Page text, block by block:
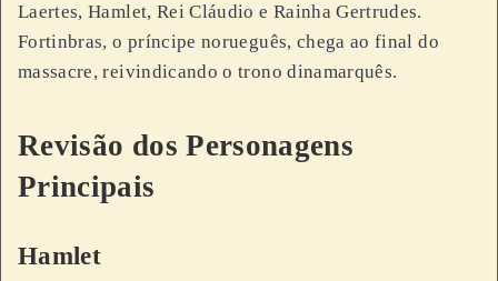
Laertes, Hamlet, Rei Cláudio e Rainha Gertrudes.
Fortinbras, o príncipe norueguês, chega ao final do
massacre, reivindicando o trono dinamarquês.
Revisão dos Personagens
Principais
Hamlet